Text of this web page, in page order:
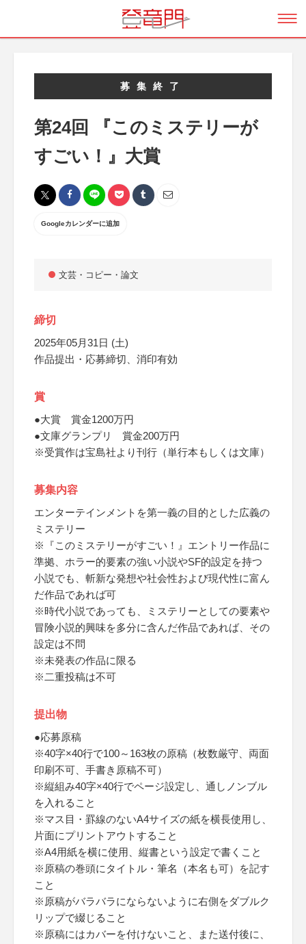
募集終了
第24回 『このミステリーが
すごい！』大賞
Googleカレンダーに追加
文芸・コピー・論文
締切
2025年05月31日 (土)
作品提出・応募締切、消印有効
賞
●大賞 賞金1200万円
●文庫グランプリ 賞金200万円
※受賞作は宝島社より刊行（単行本もしくは文庫）
募集内容
エンターテインメントを第一義の目的とした広義の
ミステリー
※『このミステリーがすごい！』エントリー作品に
準拠、ホラー的要素の強い小説やSF的設定を持つ
小説でも、斬新な発想や社会性および現代性に富ん
だ作品であれば可
※時代小説であっても、ミステリーとしての要素や
冒険小説的興味を多分に含んだ作品であれば、その
設定は不問
※未発表の作品に限る
※二重投稿は不可
提出物
●応募原稿
※40字×40行で100～163枚の原稿（枚数厳守、両面
印刷不可、手書き原稿不可）
※縦組み40字×40行でページ設定し、通しノンブル
を入れること
※マス目・罫線のないA4サイズの紙を横長使用し、
片面にプリントアウトすること
※A4用紙を横に使用、縦書という設定で書くこと
※原稿の巻頭にタイトル・筆名（本名も可）を記す
こと
※原稿がバラバラにならないように右側をダブルク
リップで綴じること
※原稿にはカバーを付けないこと、また送付後に、